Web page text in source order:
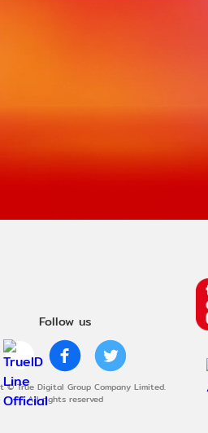
Follow us
© True Digital Group Company Limited.
All rights reserved